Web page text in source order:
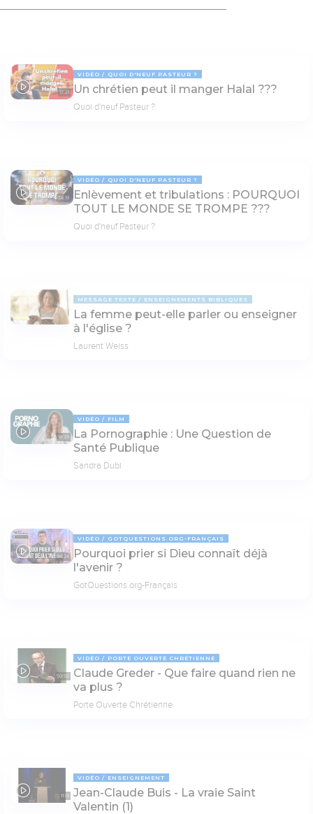
17:21
VIDÉO QUOI D'NEUF PASTEUR ?
Un chrétien peut il manger Halal ???
Quoi d'neuf Pasteur ?
78:19
VIDÉO QUOI D'NEUF PASTEUR ?
Enlèvement et tribulations : POURQUOI
TOUT LE MONDE SE TROMPE ???
Quoi d'neuf Pasteur ?
MESSAGE TEXTE ENSEIGNEMENTS BIBLIQUES
La femme peut-elle parler ou enseigner
à l'église ?
Laurent Weiss
18:39
VIDÉO FILM
La Pornographie : Une Question de
Santé Publique
Sandra Dubi
04:24
VIDÉO GOTQUESTIONS.ORG-FRANÇAIS
Pourquoi prier si Dieu connaît déjà
l'avenir ?
GotQuestions.org-Français
50:50
VIDÉO PORTE OUVERTE CHRÉTIENNE
Claude Greder - Que faire quand rien ne
va plus ?
Porte Ouverte Chrétienne
11:01
VIDÉO ENSEIGNEMENT
Jean-Claude Buis - La vraie Saint
Valentin (1)